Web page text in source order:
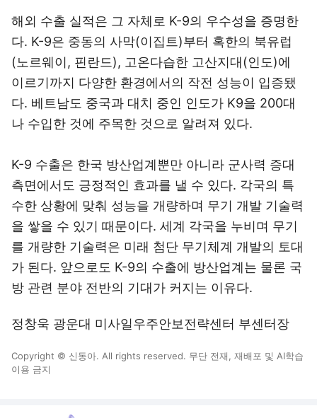
해외 수출 실적은 그 자체로 K-9의 우수성을 증명한
다. K-9은 중동의 사막(이집트)부터 혹한의 북유럽
(노르웨이, 핀란드), 고온다습한 고산지대(인도)에
이르기까지 다양한 환경에서의 작전 성능이 입증됐
다. 베트남도 중국과 대치 중인 인도가 K9을 200대
나 수입한 것에 주목한 것으로 알려져 있다.
K-9 수출은 한국 방산업계뿐만 아니라 군사력 증대
측면에서도 긍정적인 효과를 낼 수 있다. 각국의 특
수한 상황에 맞춰 성능을 개량하며 무기 개발 기술력
을 쌓을 수 있기 때문이다. 세계 각국을 누비며 무기
를 개량한 기술력은 미래 첨단 무기체계 개발의 토대
가 된다. 앞으로도 K-9의 수출에 방산업계는 물론 국
방 관련 분야 전반의 기대가 커지는 이유다.
정창욱 광운대 미사일우주안보전략센터 부센터장
Copyright © 신동아. All rights reserved. 무단 전재, 재배포 및 AI학습
이용 금지